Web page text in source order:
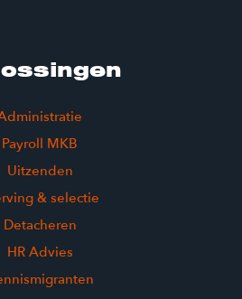
Payroll MKB
Uitzenden
& selectie
Detacheren
HR Advies